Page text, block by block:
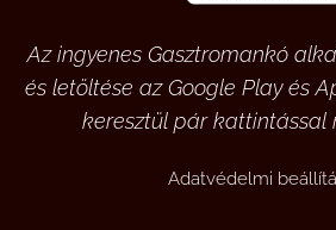
Az ingyenes Gasztromankó
és letöltése az Google Play és
keresztül pár kattintással
Adatvédelmi